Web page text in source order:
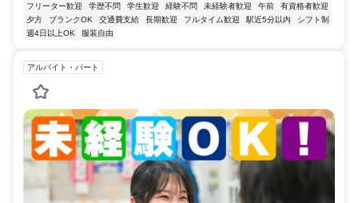
フリーター歓迎
学歴不問 学生歓迎 経験不問 未経験者歓迎 午前
有資格者歓迎
夕方
ブランクOK 交通費支給 長期歓迎 フルタイム歓迎 駅近5分以内
シフト制
週4日以上OK
服装自由
アルバイト・パート